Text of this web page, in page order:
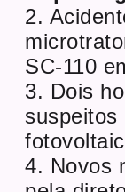
2.
SC-110
3. Dois
suspeitos
4. Novos